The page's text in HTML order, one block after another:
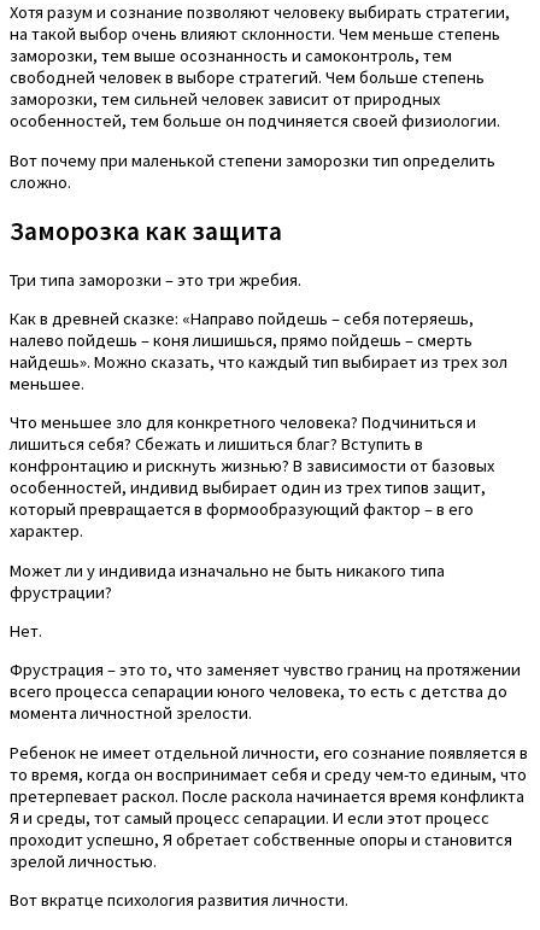
Хотя разум и сознание позволяют человеку выбирать стратегии,
на такой выбор очень влияют склонности. Чем меньше степень
заморозки, тем выше осознанность и самоконтроль, тем
свободней человек в выборе стратегий. Чем больше степень
заморозки, тем сильней человек зависит от природных
особенностей, тем больше он подчиняется своей физиологии.
Вот почему при маленькой степени заморозки тип определить
сложно.
Заморозка как защита
Три типа заморозки – это три жребия.
Как в древней сказке: «Направо пойдешь – себя потеряешь,
налево пойдешь – коня лишишься, прямо пойдешь – смерть
найдешь». Можно сказать, что каждый тип выбирает из трех зол
меньшее.
Что меньшее зло для конкретного человека? Подчиниться и
лишиться себя? Сбежать и лишиться благ? Вступить в
конфронтацию и рискнуть жизнью? В зависимости от базовых
особенностей, индивид выбирает один из трех типов защит,
который превращается в формообразующий фактор – в его
характер.
Может ли у индивида изначально не быть никакого типа
фрустрации?
Нет.
Фрустрация – это то, что заменяет чувство границ на протяжении
всего процесса сепарации юного человека, то есть с детства до
момента личностной зрелости.
Ребенок не имеет отдельной личности, его сознание появляется в
то время, когда он воспринимает себя и среду чем-то единым, что
претерпевает раскол. После раскола начинается время конфликта
Я и среды, тот самый процесс сепарации. И если этот процесс
проходит успешно, Я обретает собственные опоры и становится
зрелой личностью.
Вот вкратце психология развития личности.